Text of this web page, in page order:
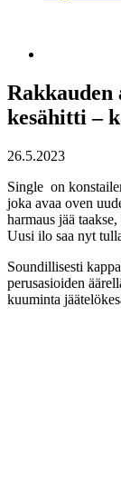
Rakkauden
kesähitti –
26.5.2023
Single on
joka avaa oven
harmaus jää
Uusi ilo saa nyt
Soundillisesti
perusasioiden
kuuminta